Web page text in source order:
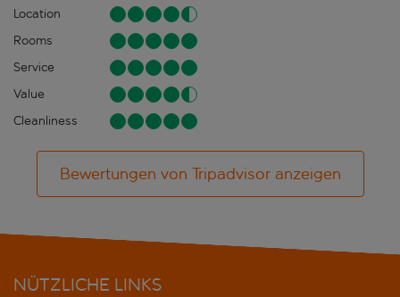
Location
Rooms
Service
Value
Cleanliness
Bewertungen von Tripadvisor anzeigen
NÜTZLICHE LINKS